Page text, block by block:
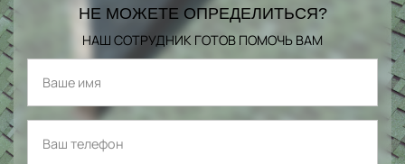
НЕ МОЖЕТЕ ОПРЕДЕЛИТЬСЯ?
НАШ СОТРУДНИК ГОТОВ ПОМОЧЬ ВАМ